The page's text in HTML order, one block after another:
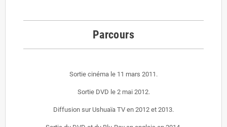
Parcours
Sortie cinéma le 11 mars 2011.
Sortie DVD le 2 mai 2012.
Diffusion sur Ushuaïa TV en 2012 et 2013.